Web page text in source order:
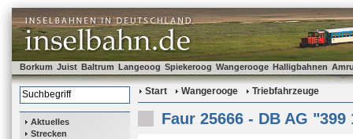
Borkum Juist Baltrum Langeoog Spiekeroog Wangerooge Halligbahnen
Aktuelles
Strecken
Start Wangerooge Triebfahrzeuge
Faur 25666 - DB AG "399